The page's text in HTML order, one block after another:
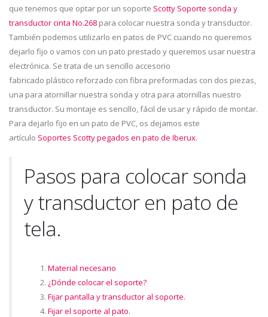
que tenemos que optar por un soporte Scotty Soporte sonda y
transductor cinta No.268 para colocar nuestra sonda y transductor.
También podemos utilizarlo en patos de PVC cuando no queremos
dejarlo fijo o vamos con un pato prestado y queremos usar nuestra
electrónica. Se trata de un sencillo accesorio
fabricado plástico reforzado con fibra preformadas con dos piezas,
una para atornillar nuestra sonda y otra para atornillas nuestro
transductor. Su montaje es sencillo, fácil de usar y rápido de montar.
Para dejarlo fijo en un pato de PVC, os dejamos este
artículo Soportes Scotty pegados en pato de Iberux.
Pasos para colocar sonda
y transductor en pato de
tela.
Material necesario
¿Dónde colocar el soporte?
Fijar pantalla y transductor al soporte.
Fijar el soporte al pato.